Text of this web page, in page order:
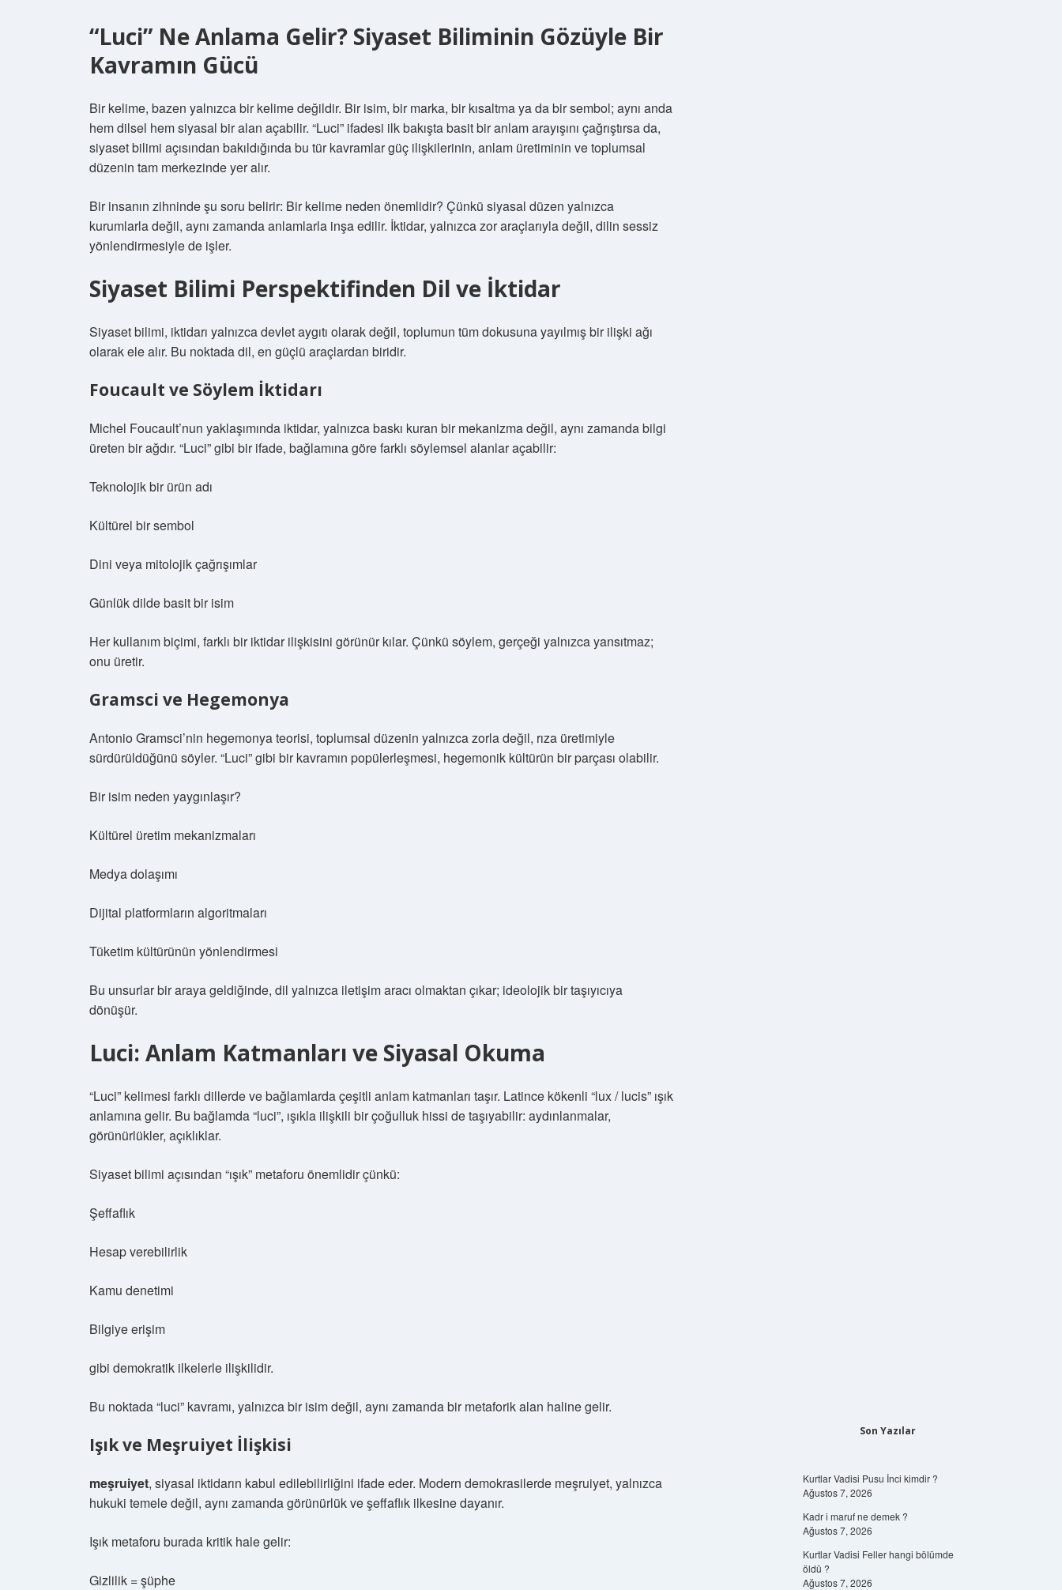
“Luci” Ne Anlama Gelir? Siyaset Biliminin Gözüyle Bir
Kavramın Gücü
Bir kelime, bazen yalnızca bir kelime değildir. Bir isim, bir marka, bir kısaltma ya da bir sembol; aynı anda
hem dilsel hem siyasal bir alan açabilir. “Luci” ifadesi ilk bakışta basit bir anlam arayışını çağrıştırsa da,
siyaset bilimi açısından bakıldığında bu tür kavramlar güç ilişkilerinin, anlam üretiminin ve toplumsal
düzenin tam merkezinde yer alır.
Bir insanın zihninde şu soru belirir: Bir kelime neden önemlidir? Çünkü siyasal düzen yalnızca
kurumlarla değil, aynı zamanda anlamlarla inşa edilir. İktidar, yalnızca zor araçlarıyla değil, dilin sessiz
yönlendirmesiyle de işler.
Siyaset Bilimi Perspektifinden Dil ve İktidar
Siyaset bilimi, iktidarı yalnızca devlet aygıtı olarak değil, toplumun tüm dokusuna yayılmış bir ilişki ağı
olarak ele alır. Bu noktada dil, en güçlü araçlardan biridir.
Foucault ve Söylem İktidarı
Michel Foucault’nun yaklaşımında iktidar, yalnızca baskı kuran bir mekanizma değil, aynı zamanda bilgi
üreten bir ağdır. “Luci” gibi bir ifade, bağlamına göre farklı söylemsel alanlar açabilir:
Teknolojik bir ürün adı
Kültürel bir sembol
Dini veya mitolojik çağrışımlar
Günlük dilde basit bir isim
Her kullanım biçimi, farklı bir iktidar ilişkisini görünür kılar. Çünkü söylem, gerçeği yalnızca yansıtmaz;
onu üretir.
Gramsci ve Hegemonya
Antonio Gramsci’nin hegemonya teorisi, toplumsal düzenin yalnızca zorla değil, rıza üretimiyle
sürdürüldüğünü söyler. “Luci” gibi bir kavramın popülerleşmesi, hegemonik kültürün bir parçası olabilir.
Bir isim neden yaygınlaşır?
Kültürel üretim mekanizmaları
Medya dolaşımı
Dijital platformların algoritmaları
Tüketim kültürünün yönlendirmesi
Bu unsurlar bir araya geldiğinde, dil yalnızca iletişim aracı olmaktan çıkar; ideolojik bir taşıyıcıya
dönüşür.
Luci: Anlam Katmanları ve Siyasal Okuma
“Luci” kelimesi farklı dillerde ve bağlamlarda çeşitli anlam katmanları taşır. Latince kökenli “lux / lucis” ışık
anlamına gelir. Bu bağlamda “luci”, ışıkla ilişkili bir çoğulluk hissi de taşıyabilir: aydınlanmalar,
görünürlükler, açıklıklar.
Siyaset bilimi açısından “ışık” metaforu önemlidir çünkü:
Şeffaflık
Hesap verebilirlik
Kamu denetimi
Bilgiye erişim
gibi demokratik ilkelerle ilişkilidir.
Bu noktada “luci” kavramı, yalnızca bir isim değil, aynı zamanda bir metaforik alan haline gelir.
Işık ve Meşruiyet İlişkisi
meşruiyet, siyasal iktidarın kabul edilebilirliğini ifade eder. Modern demokrasilerde meşruiyet, yalnızca
hukuki temele değil, aynı zamanda görünürlük ve şeffaflık ilkesine dayanır.
Işık metaforu burada kritik hale gelir:
Gizlilik = şüphe
Son Yazılar
Kurtlar Vadisi Pusu İnci kimdir ?
Ağustos 7, 2026
Kadr i maruf ne demek ?
Ağustos 7, 2026
Kurtlar Vadisi Feller hangi bölümde
öldü ?
Ağustos 7, 2026